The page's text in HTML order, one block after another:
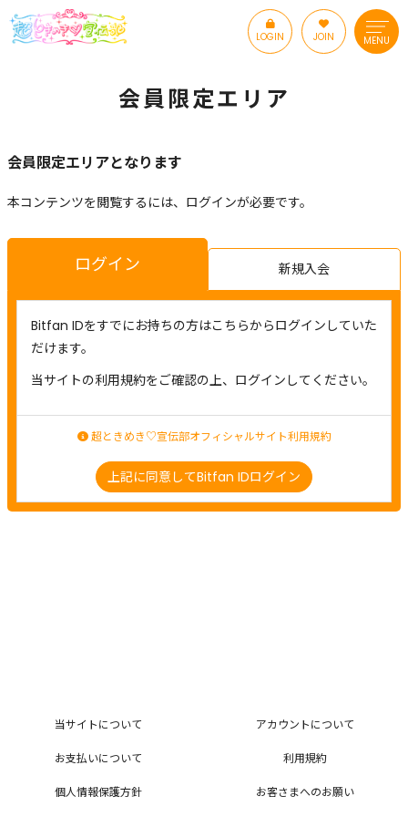
LOGIN JOIN MENU
会員限定エリア
会員限定エリアとなります
本コンテンツを閲覧するには、ログインが必要です。
ログイン 新規入会
Bitfan IDをすでにお持ちの方はこちらからログインしていた
だけます。
当サイトの利用規約をご確認の上、ログインしてください。
超ときめき♡宣伝部オフィシャルサイト利用規約
上記に同意してBitfan IDログイン
当サイトについて アカウントについて
お支払いについて 利用規約
個人情報保護方針 お客さまへのお願い